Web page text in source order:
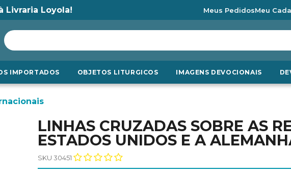
Livraria Loyola! Meus PedidosMeu
IMPORTADOS OBJETOS LITURGICOS IMAGENS DEVOCIONAIS
LINHAS CRUZADAS SOBRE AS
ESTADOS UNIDOS E A
SKU 30451